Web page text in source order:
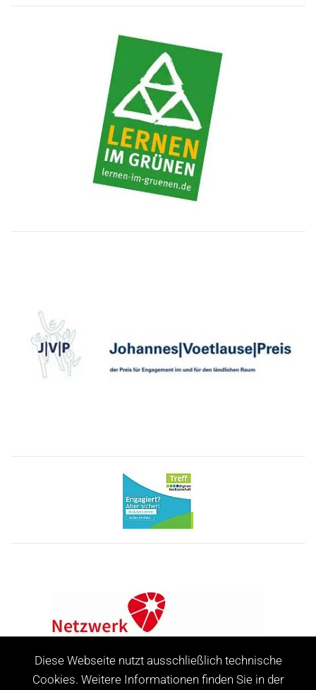
Diese Webseite nutzt ausschließlich technische
Cookies. Weitere Informationen finden Sie in der